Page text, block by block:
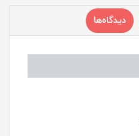
دیدگاه‌ها